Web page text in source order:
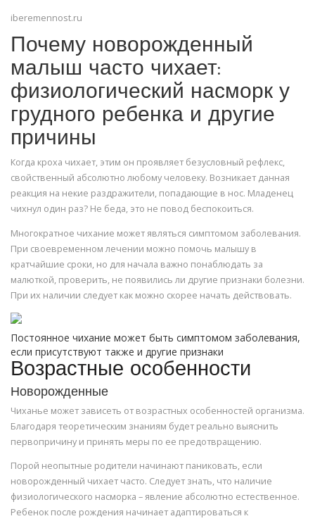
iberemennost.ru
Почему новорожденный
малыш часто чихает:
физиологический насморк у
грудного ребенка и другие
причины
Когда кроха чихает, этим он проявляет безусловный рефлекс,
свойственный абсолютно любому человеку. Возникает данная
реакция на некие раздражители, попадающие в нос. Младенец
чихнул один раз? Не беда, это не повод беспокоиться.
Многократное чихание может являться симптомом заболевания.
При своевременном лечении можно помочь малышу в
кратчайшие сроки, но для начала важно понаблюдать за
малюткой, проверить, не появились ли другие признаки болезни.
При их наличии следует как можно скорее начать действовать.
Постоянное чихание может быть симптомом заболевания,
если присутствуют также и другие признаки
Возрастные особенности
Новорожденные
Чиханье может зависеть от возрастных особенностей организма.
Благодаря теоретическим знаниям будет реально выяснить
первопричину и принять меры по ее предотвращению.
Порой неопытные родители начинают паниковать, если
новорожденный чихает часто. Следует знать, что наличие
физиологического насморка – явление абсолютно естественное.
Ребенок после рождения начинает адаптироваться к